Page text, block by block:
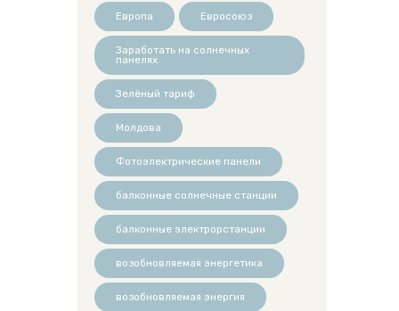
Европа Евросоюз
Заработать на солнечных
панелях
Зелёный тариф
Молдова
Фотоэлектрические панели
балконные солнечные станции
балконные электрорстанции
возобновляемая энергетика
возобновляемая энергия